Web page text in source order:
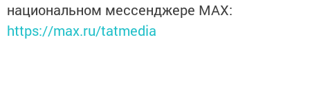
национальном мессенджере MАХ:
https://max.ru/tatmedia